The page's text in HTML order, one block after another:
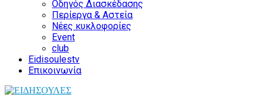
Οδηγός Διασκέδασης
Περίεργα & Αστεία
Νέες κυκλοφορίες
Event
club
Eidisoulestv
Επικοινωνία